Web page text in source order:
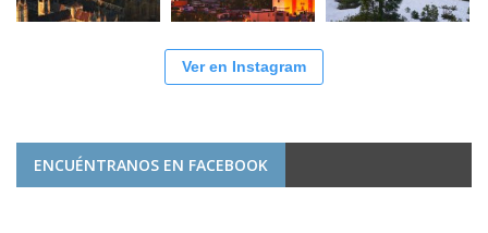
Ver en Instagram
ENCUÉNTRANOS EN FACEBOOK